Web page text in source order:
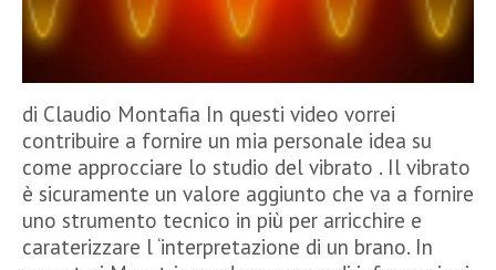
di Claudio Montafia In questi video vorrei
contribuire a fornire un mia personale idea su
come approcciare lo studio del vibrato . Il vibrato
è sicuramente un valore aggiunto che va a fornire
uno strumento tecnico in più per arricchire e
caraterizzare l ‘interpretazione di un brano. In